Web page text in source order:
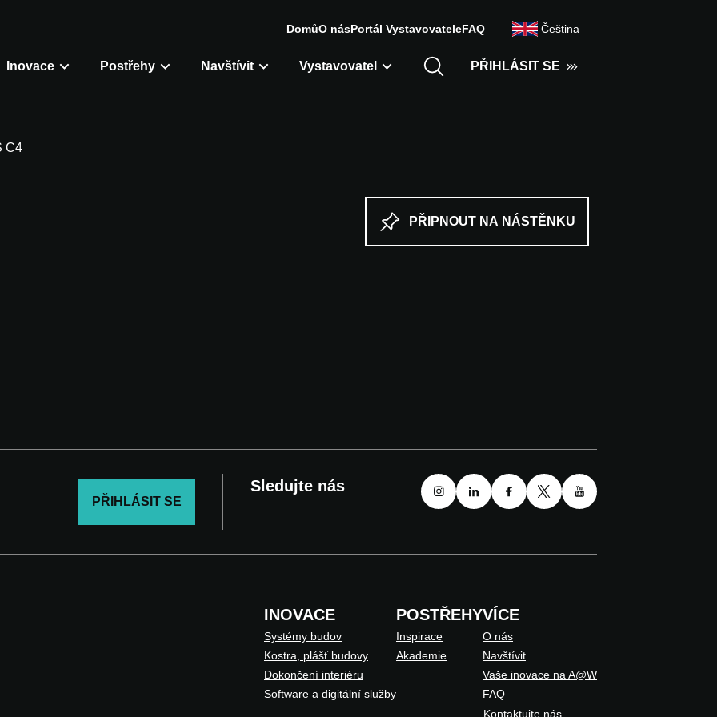
Inovace Postřehy Navštívit Vystavovatel PŘIHLÁSIT SE
DomůO násPortál VystavovateleFAQ Čeština
C4
PŘIPNOUT NA NÁSTĚNKU
PŘIHLÁSIT SE
Sledujte nás
INOVACE
Systémy budov
Kostra, plášť budovy
Dokončení interiéru
Software a digitální služby
POSTŘEHY
Inspirace
Akademie
VÍCE
O nás
Navštívit
Vaše inovace na A@W
FAQ
Kontaktujte nás